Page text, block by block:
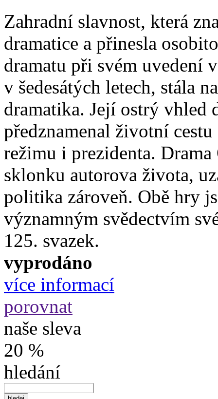
Zahradní slavnost, která
dramatice a přinesla
dramatu při svém uvedení
v šedesátých letech, stála
dramatika. Její ostrý
předznamenal životní
režimu i prezidenta.
sklonku autorova života,
politika zároveň. Obě hry
významným svědectvím
125. svazek.
vyprodáno
více informací
porovnat
naše sleva
20 %
hledání